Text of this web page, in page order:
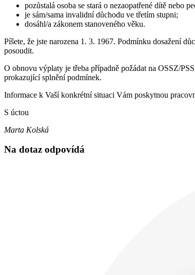
pozůstalá osoba se stará o nezaopatřené dítě
je sám/sama invalidní důchodu ve třetím stupni;
dosáhl/a zákonem stanoveného věku.
Píšete, že jste narozena 1. 3. 1967. Podmínku dosažení
posoudit.
O obnovu výplaty je třeba případně požádat na OSSZ/
prokazující splnění podmínek.
Informace k Vaší konkrétní situaci Vám poskytnou
S úctou
Marta Kolská
Na dotaz odpovídá